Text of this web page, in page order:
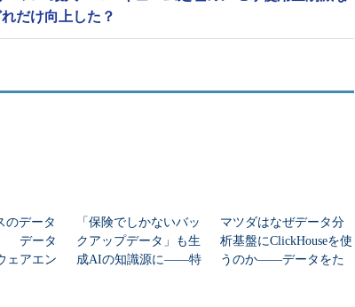
だけ向上した？
のデータ
データ
ェアエン
「保険でしかないバッ
クアップデータ」も生
成AIの知識源に――特
マツダはなぜデータ分
析基盤にClickHouseを使
うのか――データをた